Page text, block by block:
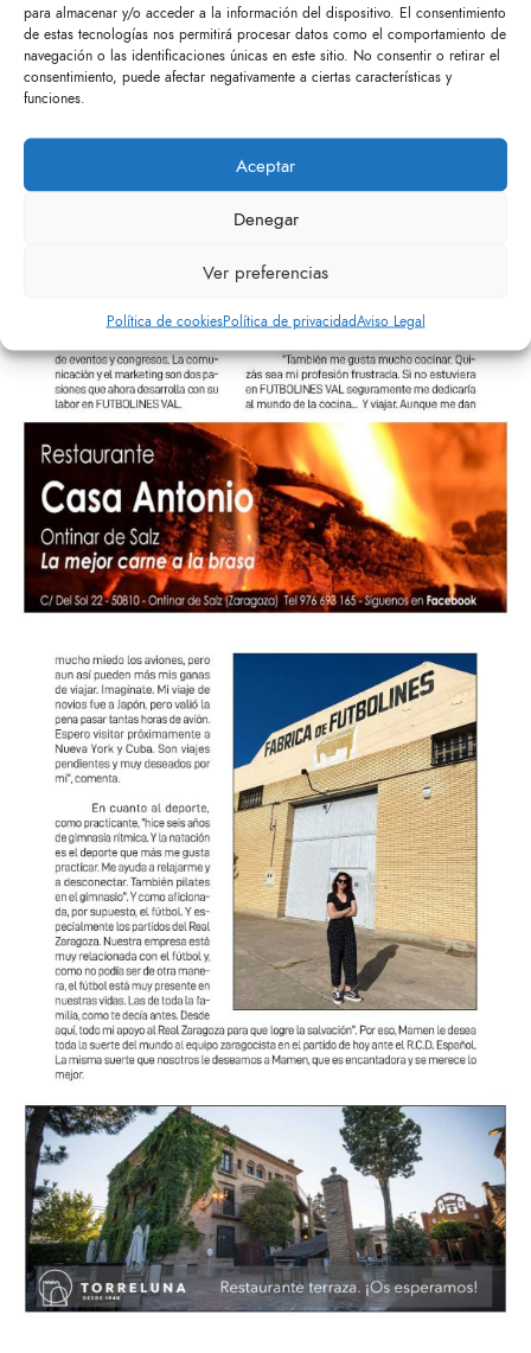
para almacenar y/o acceder a la información del dispositivo. El consentimiento
de estas tecnologías nos permitirá procesar datos como el comportamiento de
navegación o las identificaciones únicas en este sitio. No consentir o retirar el
consentimiento, puede afectar negativamente a ciertas características y
funciones.
Aceptar
Denegar
Ver preferencias
Política de cookiesPolítica de privacidadAviso Legal